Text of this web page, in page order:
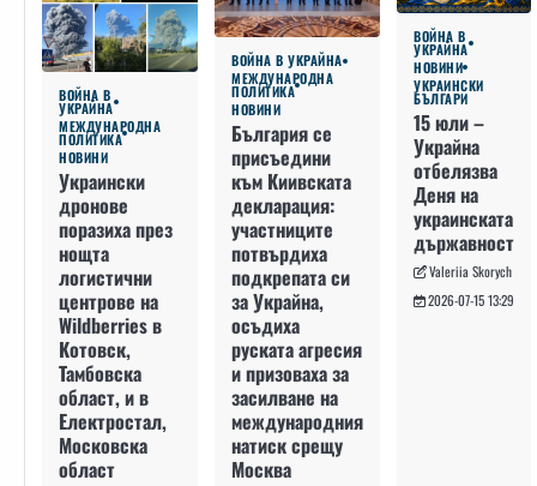
ВОЙНА В
УКРАЙНА
МЕЖДУНАРОДНА
ПОЛИТИКА
НОВИНИ
Украински
дронове
поразиха през
нощта
логистични
центрове на
Wildberries в
Котовск,
Тамбовска
област, и в
Електростал,
Московска
област
ВОЙНА В УКРАЙНА
МЕЖДУНАРОДНА
ПОЛИТИКА
НОВИНИ
България се
присъедини
към Киивската
декларация:
участниците
потвърдиха
подкрепата си
за Украйна,
осъдиха
руската агресия
и призоваха за
засилване на
международния
натиск срещу
Москва
ВОЙНА В
УКРАЙНА
НОВИНИ
УКРАИНСКИ
БЪЛГАРИ
15 юли –
Украйна
отбелязва
Деня на
украинската
държавност
Valeriia Skorych
2026-07-15 13:29